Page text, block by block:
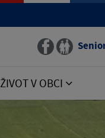
ŽIVOT V OBCI